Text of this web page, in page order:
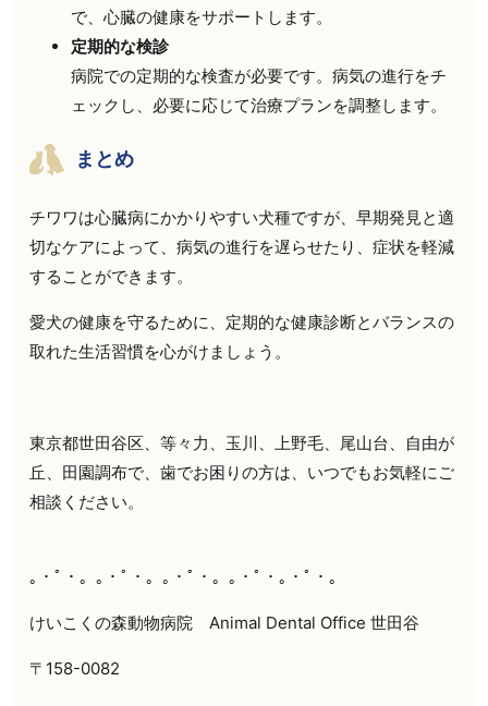
で、心臓の健康をサポートします。
定期的な検診
病院での定期的な検査が必要です。病気の進行をチ
ェックし、必要に応じて治療プランを調整します。
まとめ
チワワは心臓病にかかりやすい犬種ですが、早期発見と適
切なケアによって、病気の進行を遅らせたり、症状を軽減
することができます。
愛犬の健康を守るために、定期的な健康診断とバランスの
取れた生活習慣を心がけましょう。
東京都世田谷区、等々力、玉川、上野毛、尾山台、自由が
丘、田園調布で、歯でお困りの方は、いつでもお気軽にご
相談ください。
｡・ﾟ・。｡・ﾟ・。｡・ﾟ・。｡・ﾟ・｡・ﾟ・。
けいこくの森動物病院 Animal Dental Office 世田谷
〒158-0082